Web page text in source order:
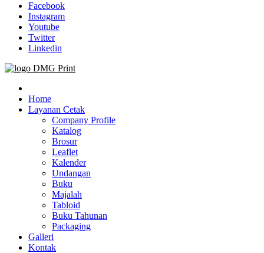
Facebook
Instagram
Youtube
Twitter
Linkedin
Jasa Cetak Online DMG Printing
Home
Layanan Cetak
Company Profile
Katalog
Brosur
Leaflet
Kalender
Undangan
Buku
Majalah
Tabloid
Buku Tahunan
Packaging
Galleri
Kontak